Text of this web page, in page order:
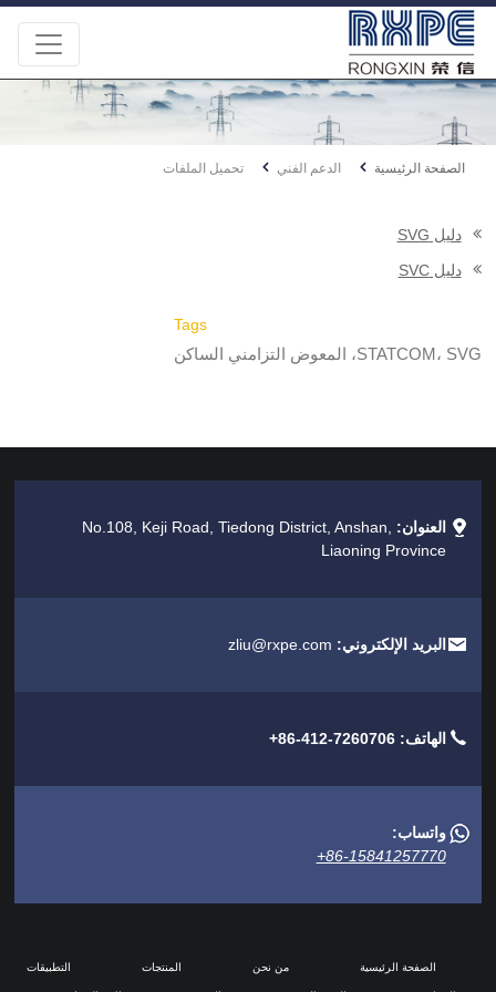
الصفحة الرئيسية الدعم الفني تحميل الملفات
دليل SVG
دليل SVC
Tags
STATCOM، SVG، المعوض التزامني الساكن
العنوان:
No.108, Keji Road, Tiedong District, Anshan,
Liaoning Province
البريد الإلكتروني: zliu@rxpe.com
الهاتف: +86-412-7260706
واتساب:
+86-15841257770
الصفحة الرئيسية من نحن المنتجات التطبيقات